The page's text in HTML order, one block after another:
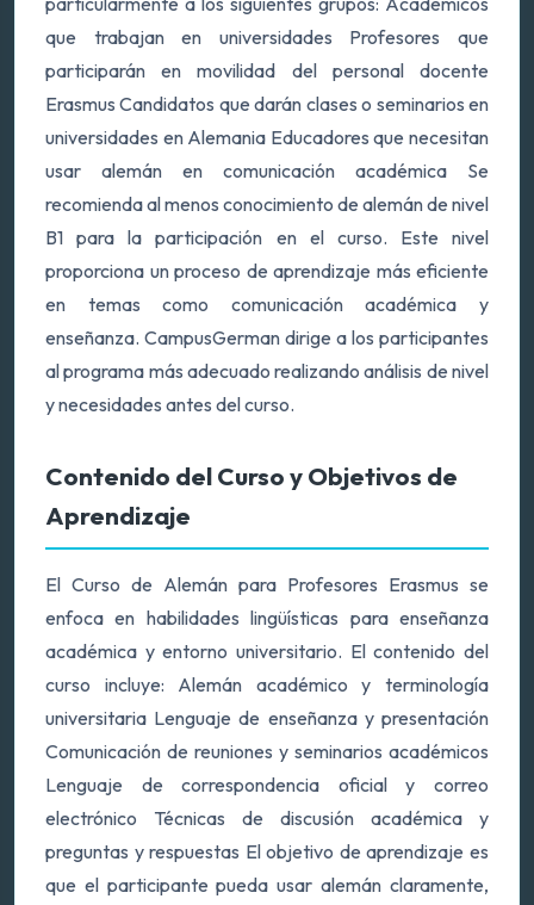
que trabajan en universidades Profesores que
participarán en movilidad del personal docente
Erasmus Candidatos que darán clases o seminarios en
universidades en Alemania Educadores que necesitan
usar alemán en comunicación académica Se
recomienda al menos conocimiento de alemán de nivel
B1 para la participación en el curso. Este nivel
proporciona un proceso de aprendizaje más eficiente
en temas como comunicación académica y
enseñanza. CampusGerman dirige a los participantes
al programa más adecuado realizando análisis de nivel
y necesidades antes del curso.
Contenido del Curso y Objetivos de
Aprendizaje
El Curso de Alemán para Profesores Erasmus se
enfoca en habilidades lingüísticas para enseñanza
académica y entorno universitario. El contenido del
curso incluye: Alemán académico y terminología
universitaria Lenguaje de enseñanza y presentación
Comunicación de reuniones y seminarios académicos
Lenguaje de correspondencia oficial y correo
electrónico Técnicas de discusión académica y
preguntas y respuestas El objetivo de aprendizaje es
que el participante pueda usar alemán claramente,